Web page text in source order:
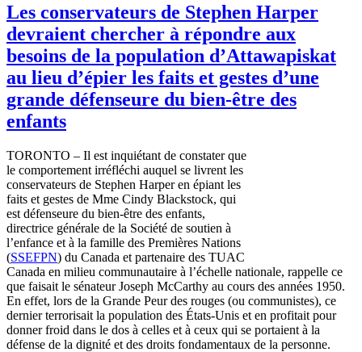
Les conservateurs de Stephen Harper
devraient chercher à répondre aux
besoins de la population d’Attawapiskat
au lieu d’épier les faits et gestes d’une
grande défenseure du bien-être des
enfants
TORONTO – Il est inquiétant de constater que
le comportement irréfléchi auquel se livrent les
conservateurs de Stephen Harper en épiant les
faits et gestes de Mme Cindy Blackstock, qui
est défenseure du bien-être des enfants,
directrice générale de la Société de soutien à
l’enfance et à la famille des Premières Nations
(SSEFPN) du Canada et partenaire des TUAC
Canada en milieu communautaire à l’échelle nationale, rappelle ce
que faisait le sénateurJoseph McCarthy au cours des années 1950.
En effet, lors de la Grande Peurdes rouges (ou communistes), ce
dernierterrorisait la population des États-Unis et en profitait pour
donner froid dans le dos à celles et à ceux qui se portaient à la
défense de la dignité et des droits fondamentaux de la personne.